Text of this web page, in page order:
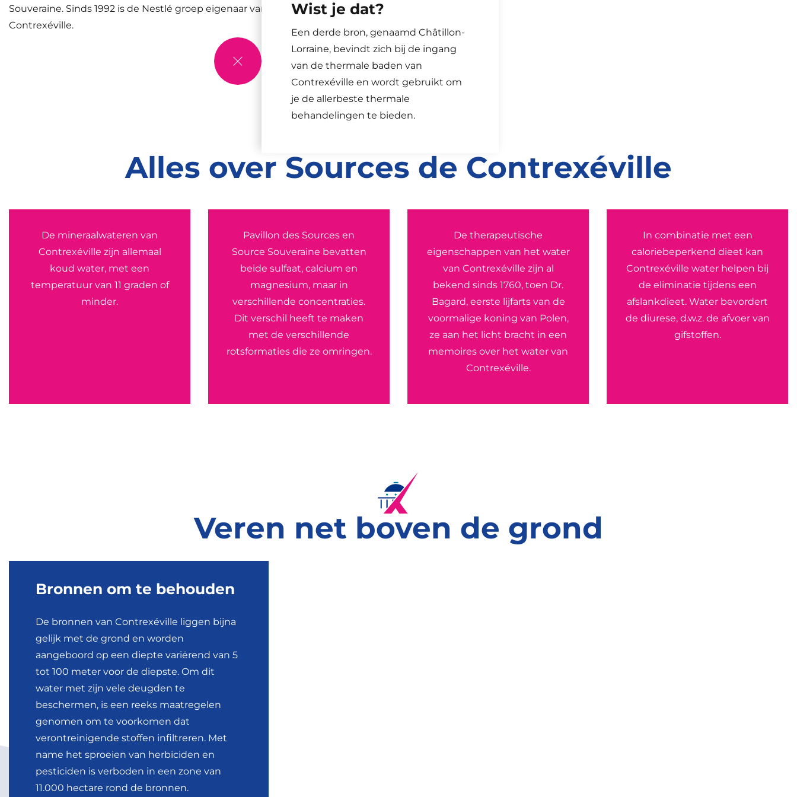
Souveraine. Sinds 1992 is de Nestlé groep eigenaar van het mineraalwater van
Contrexéville.
Wist je dat?
Een derde bron, genaamd Châtillon-
Lorraine, bevindt zich bij de ingang
van de thermale baden van
Contrexéville en wordt gebruikt om
je de allerbeste thermale
behandelingen te bieden.
Alles over Sources de Contrexéville
De mineraalwateren van
Contrexéville zijn allemaal
koud water, met een
temperatuur van 11 graden of
minder.
Pavillon des Sources en
Source Souveraine bevatten
beide sulfaat, calcium en
magnesium, maar in
verschillende concentraties.
Dit verschil heeft te maken
met de verschillende
rotsformaties die ze omringen.
De therapeutische
eigenschappen van het water
van Contrexéville zijn al
bekend sinds 1760, toen Dr.
Bagard, eerste lijfarts van de
voormalige koning van Polen,
ze aan het licht bracht in een
memoires over het water van
Contrexéville.
In combinatie met een
caloriebeperkend dieet kan
Contrexéville water helpen bij
de eliminatie tijdens een
afslankdieet. Water bevordert
de diurese, d.w.z. de afvoer van
gifstoffen.
Veren net boven de grond
Bronnen om te behouden
De bronnen van Contrexéville liggen bijna
gelijk met de grond en worden
aangeboord op een diepte variërend van 5
tot 100 meter voor de diepste. Om dit
water met zijn vele deugden te
beschermen, is een reeks maatregelen
genomen om te voorkomen dat
verontreinigende stoffen infiltreren. Met
name het sproeien van herbiciden en
pesticiden is verboden in een zone van
11.000 hectare rond de bronnen.